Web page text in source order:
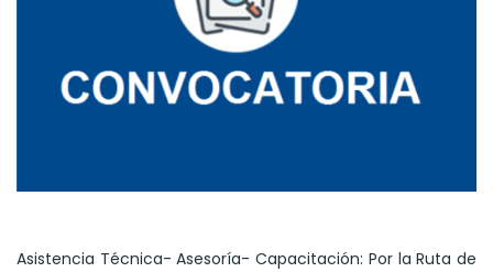
Asistencia Técnica- Asesoría- Capacitación: Por la Ruta de